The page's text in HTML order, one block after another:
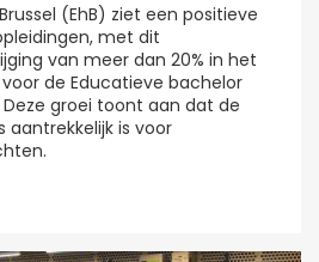
(EhB) ziet een positieve
met dit
van meer dan 20% in het
de Educatieve bachelor
Deze groei toont aan dat de
is voor